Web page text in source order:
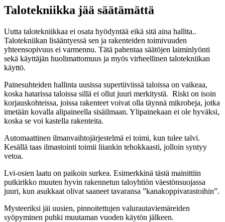
Talotekniikka jää säätämättä
Uutta talotekniikkaa ei osata hyödyntää eikä sitä aina hallita..
Talotekniikan lisääntyessä sen ja rakenteiden toimivuuden
yhteensopivuus ei varmennu. Tätä pahentaa säätöjen laiminlyönti
sekä käyttäjän huolimattomuus ja myös virheellinen talotekniikan
käyttö.
Painesuhteiden hallinta uusissa supertiiviissä taloissa on vaikeaa,
koska hatarissa taloissa sillä ei ollut juuri merkitystä. Riski on isoin
korjauskohteissa, joissa rakenteet voivat olla täynnä mikrobeja, jotka
imetään kovalla alipaineella sisäilmaan. Ylipainekaan ei ole hyväksi,
koska se voi kastella rakenteita.
Automaattinen ilmanvaihtojärjestelmä ei toimi, kun tulee talvi.
Kesällä taas ilmastointi toimii liiankin tehokkaasti, jolloin syntyy
vetoa.
Lvi-osien laatu on paikoin surkea. Esimerkkinä tästä mainittiin
putkirikko muuten hyvin rakennetun taloyhtiön väestönsuojassa
juuri, kun asukkaat olivat saaneet tavaransa ”kanakoppivarastoihin”.
Mysteeriksi jäi uusien, pinnoitettujen valurautaviemäreiden
syöpyminen puhki muutaman vuoden käytön jälkeen.